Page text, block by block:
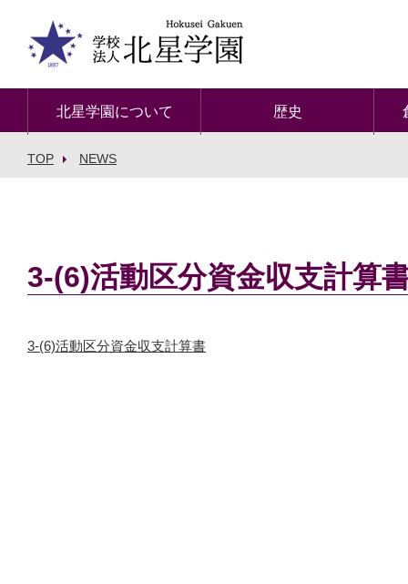
北星学園について 歴史
TOP NEWS
3-(6)活動区分資金収支計算
3-(6)活動区分資金収支計算書